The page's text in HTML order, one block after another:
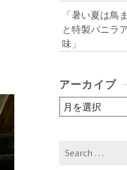
「暑い夏は鳥
と特製バニラ
味」
アーカイブ
ア
ー
Search